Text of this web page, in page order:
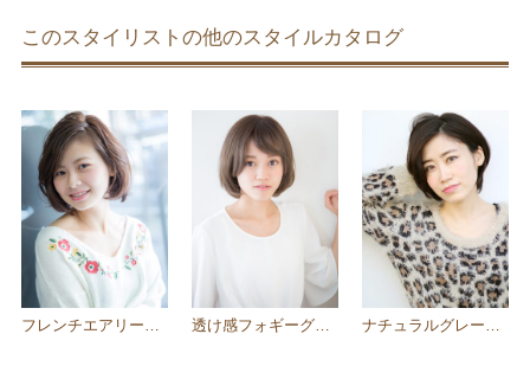
このスタイリストの他のスタイルカタログ
フレンチエアリーボブ×ミントグレージュ 透け感フォギーグレージュふんわりボブ ナチュラルグレージュ&片耳かけひし形ショートボブ☆